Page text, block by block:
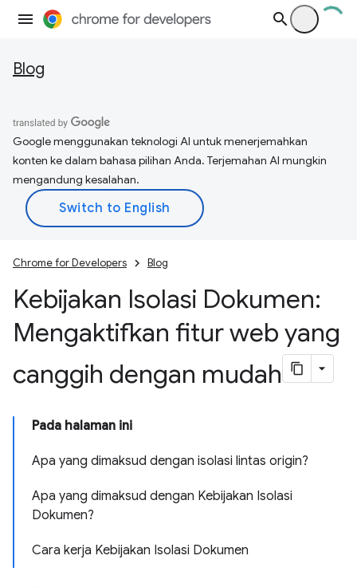
Blog
Google menggunakan teknologi AI untuk menerjemahkan
konten ke dalam bahasa pilihan Anda. Terjemahan AI mungkin
mengandung kesalahan.
Chrome for Developers Blog
Kebijakan Isolasi Dokumen:
Mengaktifkan fitur web yang
canggih dengan mudah
Pada halaman ini
Apa yang dimaksud dengan isolasi lintas origin?
Apa yang dimaksud dengan Kebijakan Isolasi
Dokumen?
Cara kerja Kebijakan Isolasi Dokumen